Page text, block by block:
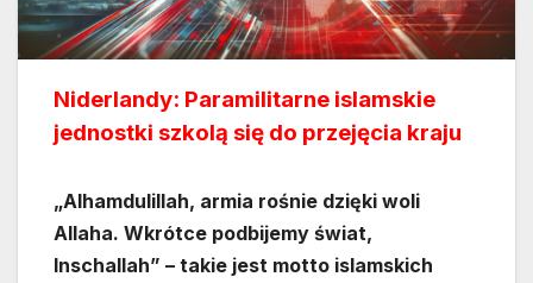
Niderlandy: Paramilitarne islamskie
jednostki szkolą się do przejęcia kraju
„Alhamdulillah, armia rośnie dzięki woli
Allaha. Wkrótce podbijemy świat,
Inschallah” – takie jest motto islamskich